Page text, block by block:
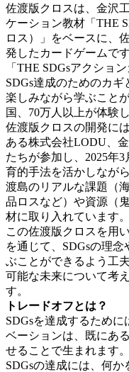
佐渡版クロスは、金沢
ケーション教材「THE
ロス）」をベースに、
発したカードゲームです
「THE SDGsアクショ
SDGs達成のためのカ
楽しみながら学ぶこと
国、70万人以上が体験
佐渡版クロスの開発に
ある株式会社LODU、
たちが参加し、2025年
育的手法を活かしなが
渡島のリアルな課題（
品ロスなど）や資源（
材に取り入れています。
この佐渡版クロスを用
を通じて、SDGsの理
ぶことができるよう工
可能な未来について考
す。
トレードオフとは？
SDGsを達成するため
ベーションは、既にあ
せることで生まれます。
SDGsの達成には、何